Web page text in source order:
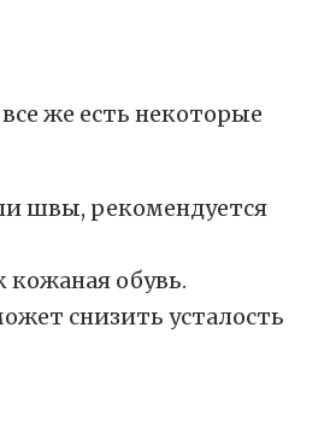
же есть некоторые
швы, рекомендуется
обувь.
снизить усталость